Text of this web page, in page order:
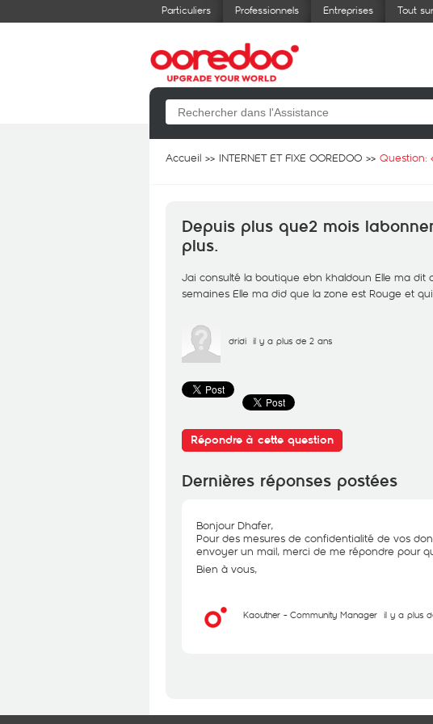
Particuliers Professionnels Entreprises Tout
Accueil INTERNET ET FIXE OOREDOO Question:
Depuis plus que2 mois
plus.
Jai consulté la boutique ebn khaldoun Elle ma dit
semaines Elle ma did que la zone est Rouge et
dridi il y a plus de 2 ans
Répondre à cette question
Dernières réponses postées
Bonjour Dhafer,
Pour des mesures de confidentialité de vos
envoyer un mail, merci de me répondre pour
Bien à vous,
Kaouther - Community Manager il y a plus